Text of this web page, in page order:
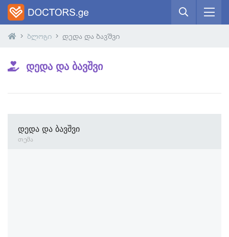
ბლოგი დედა და ბავშვი
დედა და ბავშვი
დედა და ბავშვი
თემა